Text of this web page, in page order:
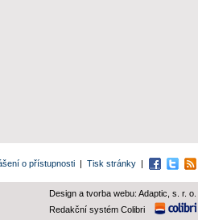
o přístupnosti | Tisk stránky | Facebook
TwitterRSS
Design a tvorba webu: Adaptic, s. r. o.
Redakční systém Colibri